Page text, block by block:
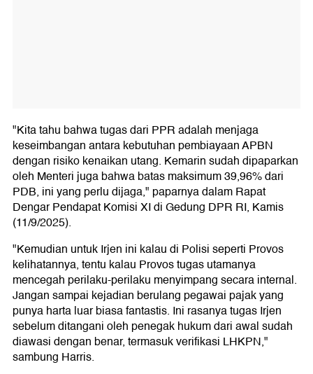
"Kita tahu bahwa tugas dari PPR adalah menjaga
keseimbangan antara kebutuhan pembiayaan APBN
dengan risiko kenaikan utang. Kemarin sudah dipaparkan
oleh Menteri juga bahwa batas maksimum 39,96% dari
PDB, ini yang perlu dijaga," paparnya dalam Rapat
Dengar Pendapat Komisi XI di Gedung DPR RI, Kamis
(11/9/2025).
"Kemudian untuk Irjen ini kalau di Polisi seperti Provos
kelihatannya, tentu kalau Provos tugas utamanya
mencegah perilaku-perilaku menyimpang secara internal.
Jangan sampai kejadian berulang pegawai pajak yang
punya harta luar biasa fantastis. Ini rasanya tugas Irjen
sebelum ditangani oleh penegak hukum dari awal sudah
diawasi dengan benar, termasuk verifikasi LHKPN,"
sambung Harris.